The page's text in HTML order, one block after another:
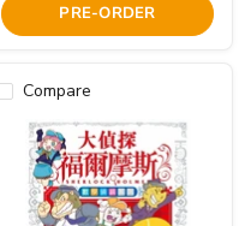
PRE-ORDER
Compare